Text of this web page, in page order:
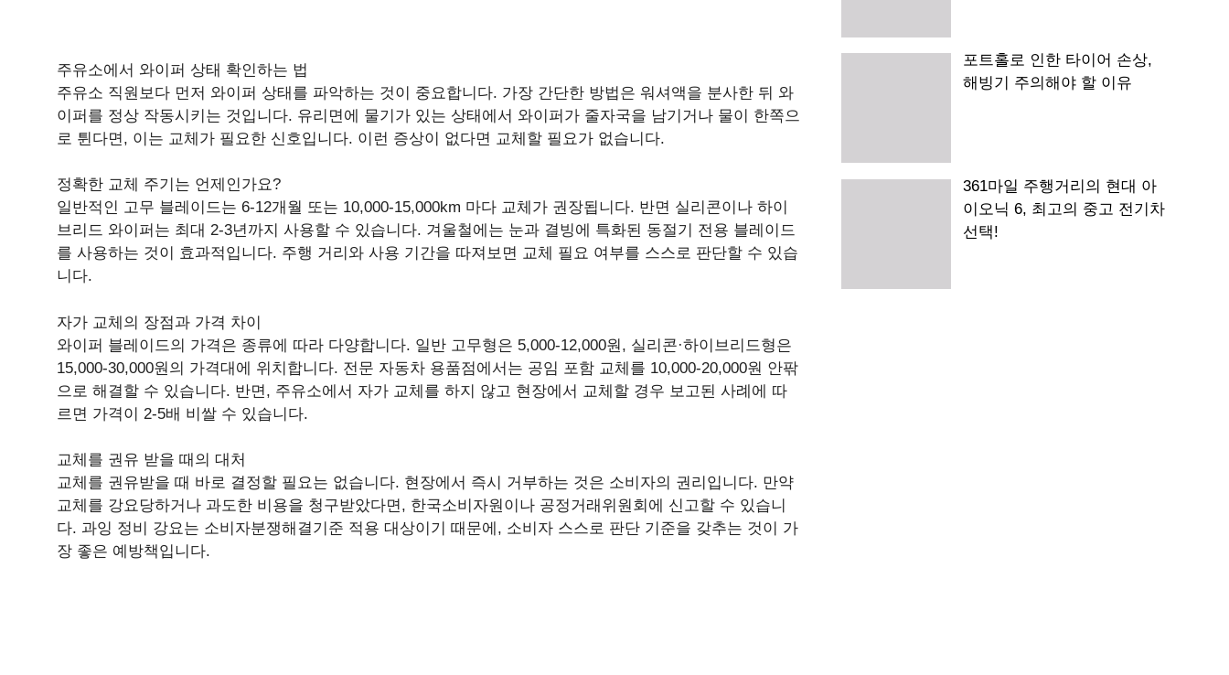
주유소에서 와이퍼 상태 확인하는 법
주유소 직원보다 먼저 와이퍼 상태를 파악하는 것이 중요합니다. 가장 간단한 방법은 워셔액을 분사한 뒤 와
이퍼를 정상 작동시키는 것입니다. 유리면에 물기가 있는 상태에서 와이퍼가 줄자국을 남기거나 물이 한쪽으
로 튄다면, 이는 교체가 필요한 신호입니다. 이런 증상이 없다면 교체할 필요가 없습니다.
정확한 교체 주기는 언제인가요?
일반적인 고무 블레이드는 6-12개월 또는 10,000-15,000km 마다 교체가 권장됩니다. 반면 실리콘이나 하이
브리드 와이퍼는 최대 2-3년까지 사용할 수 있습니다. 겨울철에는 눈과 결빙에 특화된 동절기 전용 블레이드
를 사용하는 것이 효과적입니다. 주행 거리와 사용 기간을 따져보면 교체 필요 여부를 스스로 판단할 수 있습
니다.
자가 교체의 장점과 가격 차이
와이퍼 블레이드의 가격은 종류에 따라 다양합니다. 일반 고무형은 5,000-12,000원, 실리콘·하이브리드형은
15,000-30,000원의 가격대에 위치합니다. 전문 자동차 용품점에서는 공임 포함 교체를 10,000-20,000원 안팎
으로 해결할 수 있습니다. 반면, 주유소에서 자가 교체를 하지 않고 현장에서 교체할 경우 보고된 사례에 따
르면 가격이 2-5배 비쌀 수 있습니다.
교체를 권유 받을 때의 대처
교체를 권유받을 때 바로 결정할 필요는 없습니다. 현장에서 즉시 거부하는 것은 소비자의 권리입니다. 만약
교체를 강요당하거나 과도한 비용을 청구받았다면, 한국소비자원이나 공정거래위원회에 신고할 수 있습니
다. 과잉 정비 강요는 소비자분쟁해결기준 적용 대상이기 때문에, 소비자 스스로 판단 기준을 갖추는 것이 가
장 좋은 예방책입니다.
포트홀로 인한 타이어 손상,
해빙기 주의해야 할 이유
361마일 주행거리의 현대 아
이오닉 6, 최고의 중고 전기차
선택!